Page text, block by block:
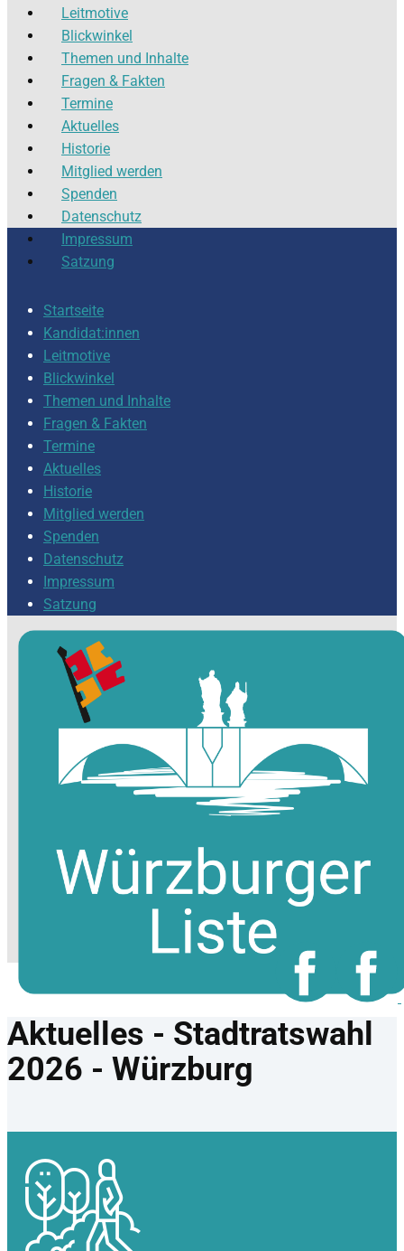
Leitmotive
Blickwinkel
Themen und Inhalte
Fragen & Fakten
Termine
Aktuelles
Historie
Mitglied werden
Spenden
Datenschutz
Impressum
Satzung
Startseite
Kandidat:innen
Leitmotive
Blickwinkel
Themen und Inhalte
Fragen & Fakten
Termine
Aktuelles
Historie
Mitglied werden
Spenden
Datenschutz
Impressum
Satzung
Aktuelles​ - Stadtratswahl
2026 - Würzburg